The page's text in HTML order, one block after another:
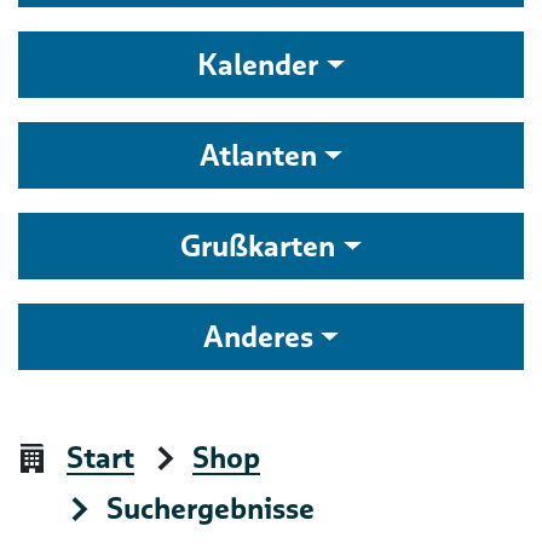
Kalender
Atlanten
Grußkarten
Anderes
Start
Shop
Suchergebnisse